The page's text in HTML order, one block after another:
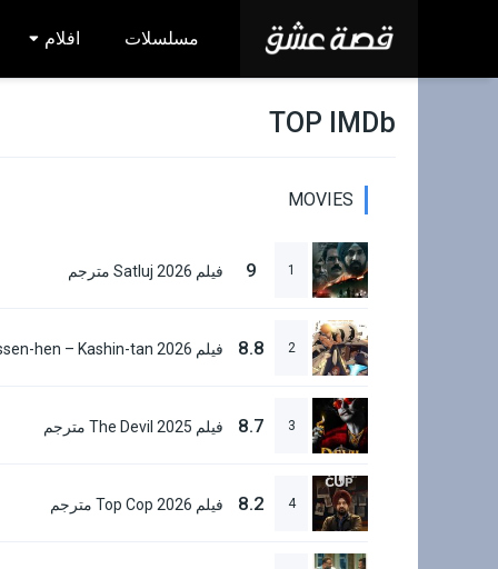
مسلسلات افلام
TOP IMDb
MOVIES
1
9 فيلم Satluj 2026 مترجم
2
8.8
3
8.7 فيلم The Devil 2025 مترجم
4
8.2 فيلم Top Cop 2026 مترجم